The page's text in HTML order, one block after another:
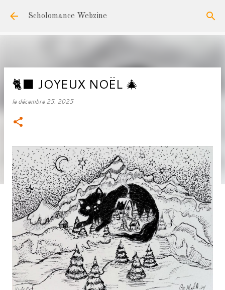
Accéder au contenu principal
Scholomance Webzine
🐈‍⬛ JOYEUX NOËL 🎄
ledécembre 25, 2025